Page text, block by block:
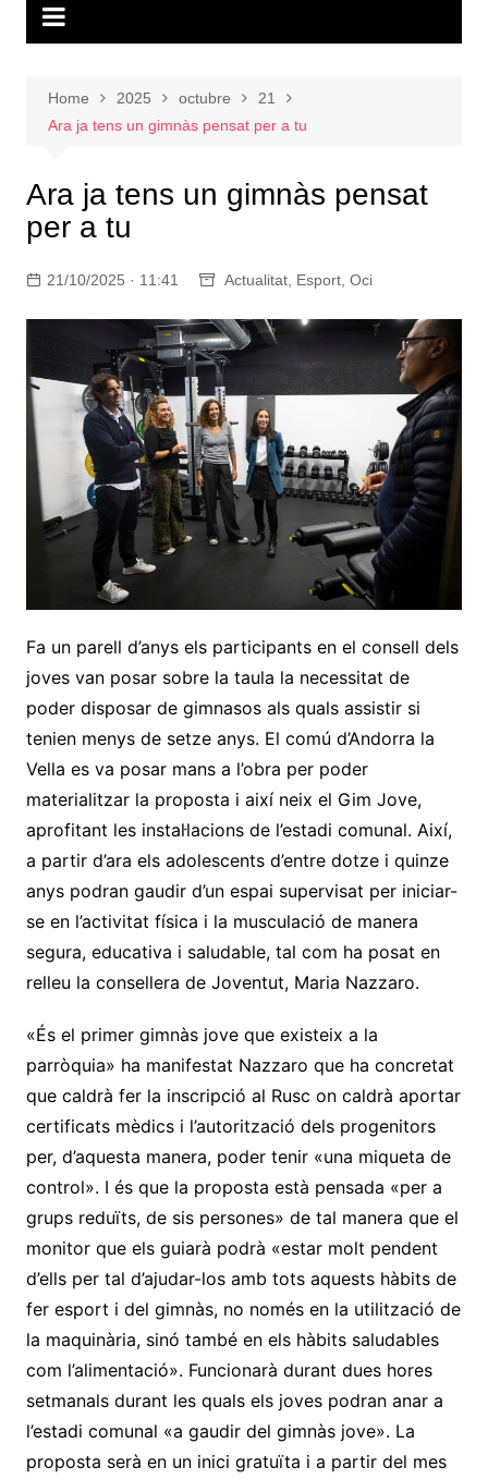
Home 2025 octubre
21
Ara ja tens un gimnàs pensat per a tu
Ara ja tens un gimnàs pensat
per a tu
21/10/2025 · 11:41 Actualitat, Esport, Oci
Fa un parell d’anys els participants en el consell dels
joves van posar sobre la taula la necessitat de
poder disposar de gimnasos als quals assistir si
tenien menys de setze anys. El comú d’Andorra la
Vella es va posar mans a l’obra per poder
materialitzar la proposta i així neix el Gim Jove,
aprofitant les instal·lacions de l’estadi comunal. Així,
a partir d’ara els adolescents d’entre dotze i quinze
anys podran gaudir d’un espai supervisat per iniciar-
se en l’activitat física i la musculació de manera
segura, educativa i saludable, tal com ha posat en
relleu la consellera de Joventut, Maria Nazzaro.
«És el primer gimnàs jove que existeix a la
parròquia» ha manifestat Nazzaro que ha concretat
que caldrà fer la inscripció al Rusc on caldrà aportar
certificats mèdics i l’autorització dels progenitors
per, d’aquesta manera, poder tenir «una miqueta de
control». I és que la proposta està pensada «per a
grups reduïts, de sis persones» de tal manera que el
monitor que els guiarà podrà «estar molt pendent
d’ells per tal d’ajudar-los amb tots aquests hàbits de
fer esport i del gimnàs, no només en la utilització de
la maquinària, sinó també en els hàbits saludables
com l’alimentació». Funcionarà durant dues hores
setmanals durant les quals els joves podran anar a
l’estadi comunal «a gaudir del gimnàs jove». La
proposta serà en un inici gratuïta i a partir del mes